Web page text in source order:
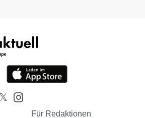
Für Redaktionen